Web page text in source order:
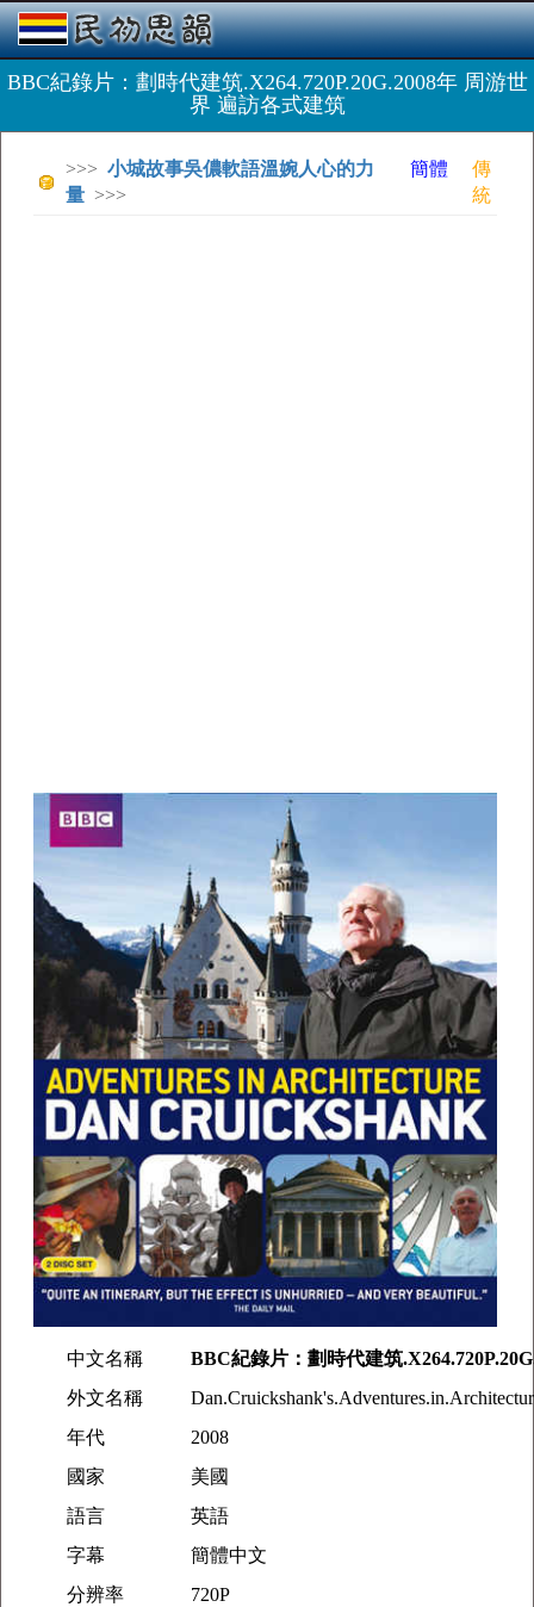
BBC紀錄片：劃時代建筑.X264.720P.20G.2008年 周游世
界 遍訪各式建筑
>>> 小城故事吳儂軟語溫婉人心的力
量 >>>
簡體
傳
統
中文名稱
BBC紀錄片：劃時代建筑
外文名稱
年代
2008
國家
美國
語言
英語
字幕
簡體中文
分辨率
720P